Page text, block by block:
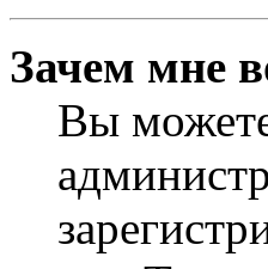
Зачем мне
Вы можете